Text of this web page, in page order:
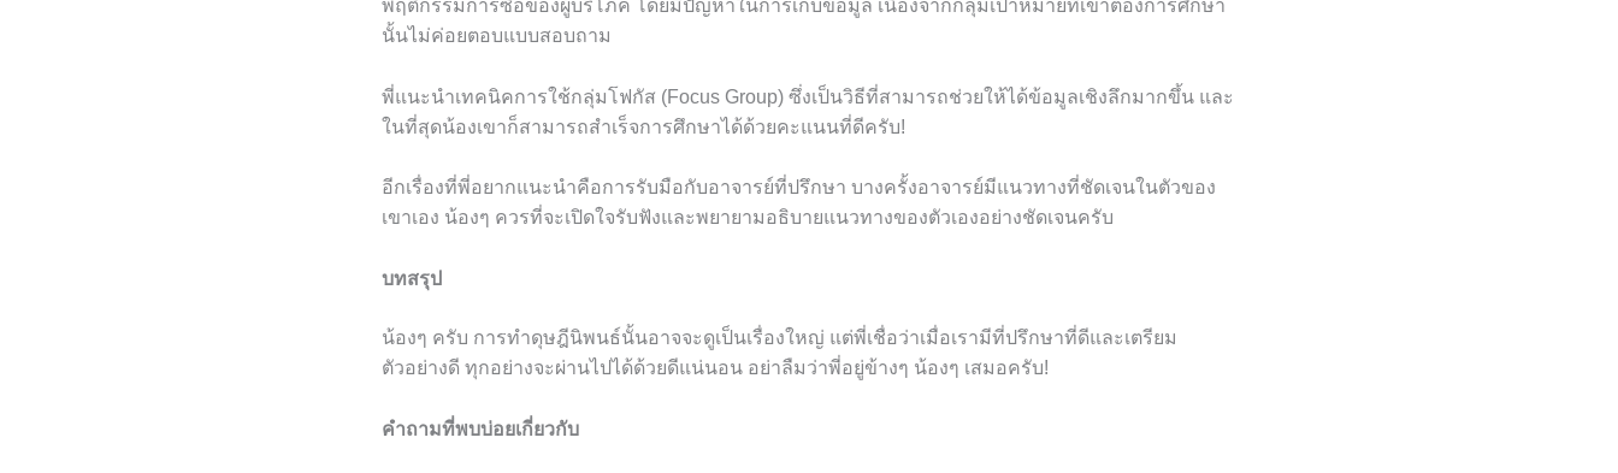
พฤติกรรมการซื้อของผู้บริโภค โดยมีปัญหาในการเก็บข้อมูล เนื่องจากกลุ่มเป้าหมายที่เขาต้องการศึกษา
นั้นไม่ค่อยตอบแบบสอบถาม
พี่แนะนำเทคนิคการใช้กลุ่มโฟกัส (Focus Group) ซึ่งเป็นวิธีที่สามารถช่วยให้ได้ข้อมูลเชิงลึกมากขึ้น และ
ในที่สุดน้องเขาก็สามารถสำเร็จการศึกษาได้ด้วยคะแนนที่ดีครับ!
อีกเรื่องที่พี่อยากแนะนำคือการรับมือกับอาจารย์ที่ปรึกษา บางครั้งอาจารย์มีแนวทางที่ชัดเจนในตัวของ
เขาเอง น้องๆ ควรที่จะเปิดใจรับฟังและพยายามอธิบายแนวทางของตัวเองอย่างชัดเจนครับ
บทสรุป
น้องๆ ครับ การทำดุษฎีนิพนธ์นั้นอาจจะดูเป็นเรื่องใหญ่ แต่พี่เชื่อว่าเมื่อเรามีที่ปรึกษาที่ดีและเตรียม
ตัวอย่างดี ทุกอย่างจะผ่านไปได้ด้วยดีแน่นอน อย่าลืมว่าพี่อยู่ข้างๆ น้องๆ เสมอครับ!
คำถามที่พบบ่อยเกี่ยวกับ